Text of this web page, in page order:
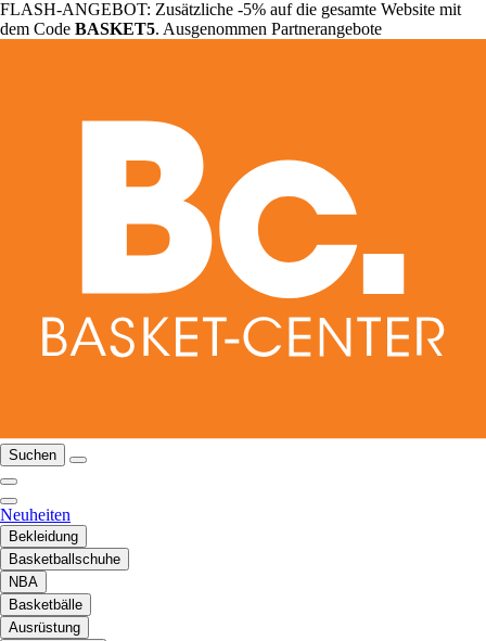
FLASH-ANGEBOT: Zusätzliche -5% auf die gesamte Website mit
dem Code BASKET5. Ausgenommen Partnerangebote
Suchen
Neuheiten
Bekleidung
Basketballschuhe
NBA
Basketbälle
Ausrüstung